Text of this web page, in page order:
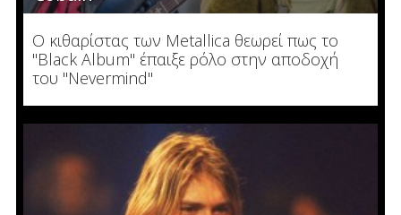
Ο κιθαρίστας των Metallica θεωρεί πως το
"Black Album" έπαιξε ρόλο στην αποδοχή
του "Nevermind"